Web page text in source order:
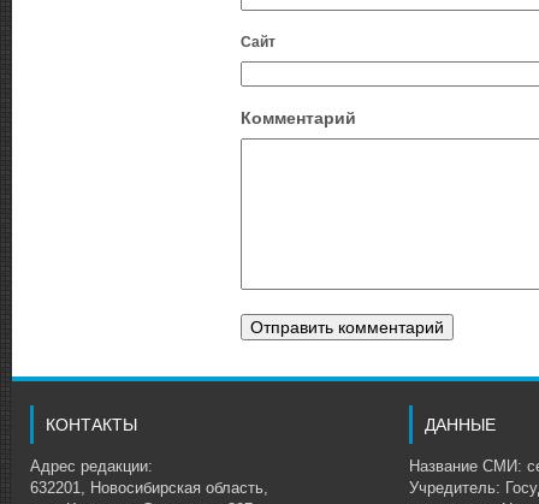
Сайт
Комментарий
КОНТАКТЫ
Адрес редакции:
632201, Новосибирская область,
ДАННЫЕ
Название СМИ:
Учредитель: